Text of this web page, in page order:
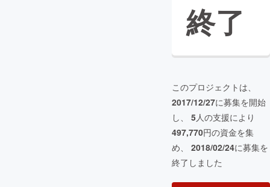
終了
このプロジェクトは、
2017/12/27に募集を開始
し、 5人の支援により
497,770円の資金を集
め、 2018/02/24に募集を
終了しました